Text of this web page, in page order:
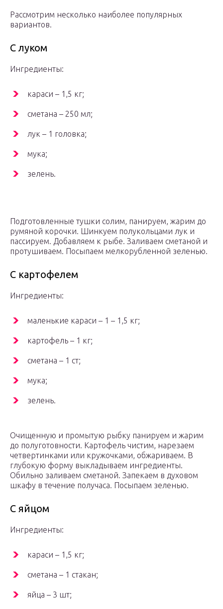
Рассмотрим несколько наиболее популярных
вариантов.
С луком
Ингредиенты:
караси – 1,5 кг;
сметана – 250 мл;
лук – 1 головка;
мука;
зелень.
Подготовленные тушки солим, панируем, жарим до
румяной корочки. Шинкуем полукольцами лук и
пассируем. Добавляем к рыбе. Заливаем сметаной и
протушиваем. Посыпаем мелкорубленной зеленью.
С картофелем
Ингредиенты:
маленькие караси – 1 – 1,5 кг;
картофель – 1 кг;
сметана – 1 ст;
мука;
зелень.
Очищенную и промытую рыбку панируем и жарим
до полуготовности. Картофель чистим, нарезаем
четвертинками или кружочками, обжариваем. В
глубокую форму выкладываем ингредиенты.
Обильно заливаем сметаной. Запекаем в духовом
шкафу в течение получаса. Посыпаем зеленью.
С яйцом
Ингредиенты:
караси – 1,5 кг;
сметана – 1 стакан;
яйца – 3 шт;